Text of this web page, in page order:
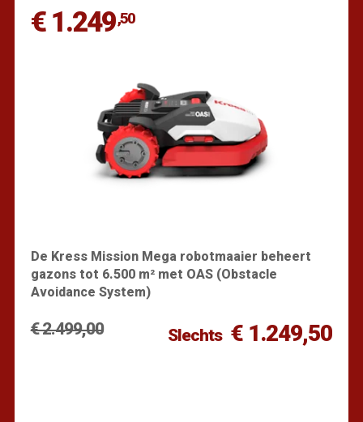
€ 1.249,50
De Kress Mission Mega robotmaaier beheert
gazons tot 6.500 m² met OAS (Obstacle
Avoidance System)
€ 2.499,00 Slechts € 1.249,50